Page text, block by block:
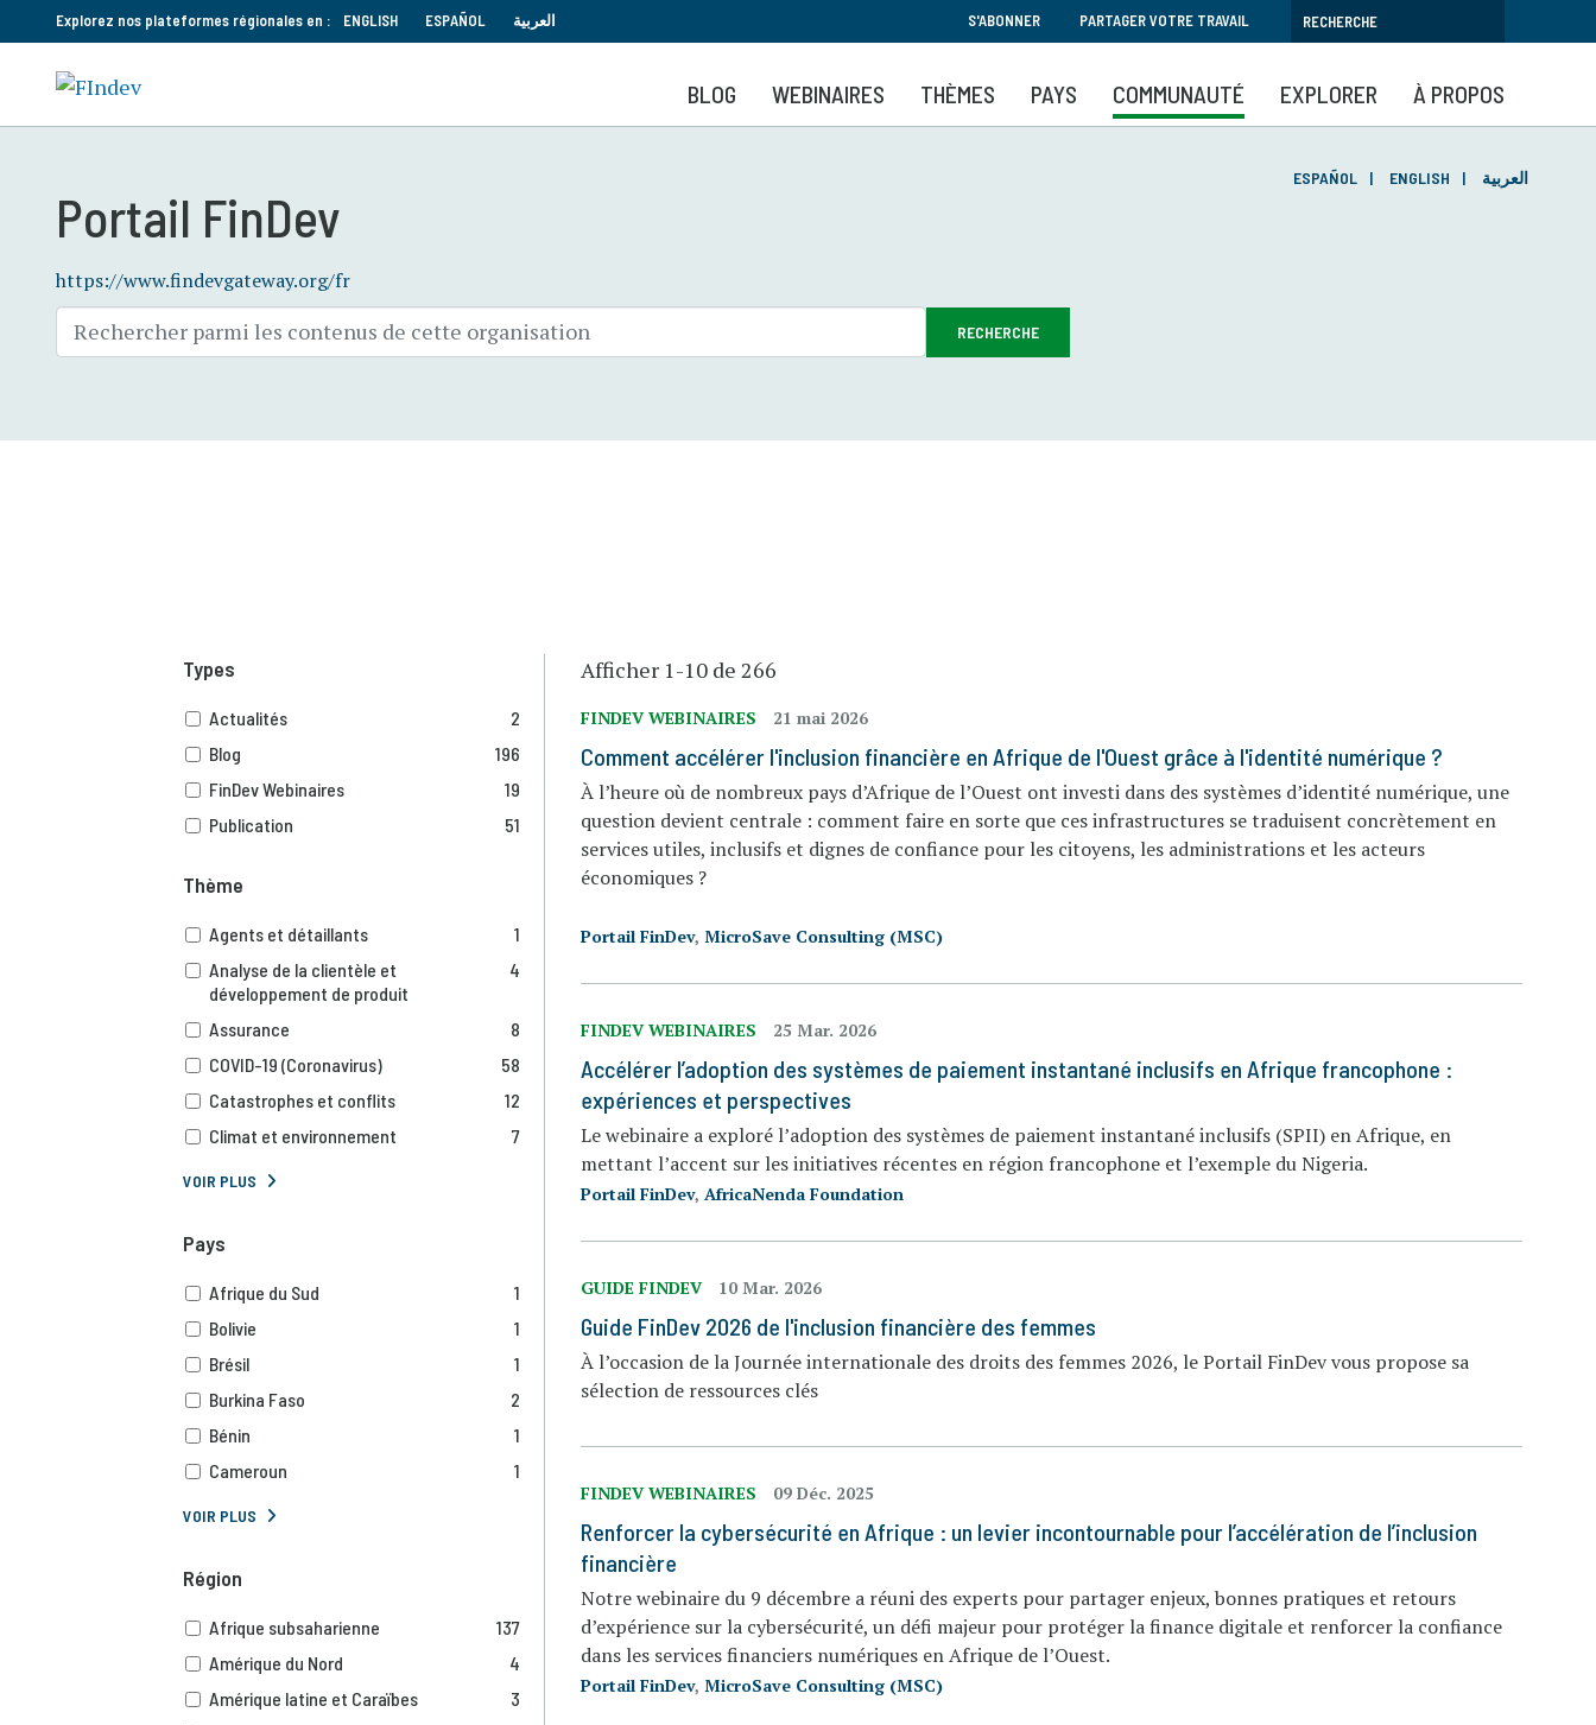
au
contenu
principal
Explorez nos plateformes régionales en : ENGLISH ESPAÑOL العربية S'ABONNER PARTAGER VOTRE TRAVAIL
BLOG WEBINAIRES THÈMES PAYS COMMUNAUTÉ EXPLORER À PROPOS
Portail FinDev
https://www.findevgateway.org/fr
ESPAÑOL ENGLISH العربية
RECHERCHE
Afficher 1-10 de 266
FINDEV WEBINAIRES 21 mai 2026
Comment accélérer l'inclusion financière en Afrique de l'Ouest grâce à l'identité numérique ?
À l’heure où de nombreux pays d’Afrique de l’Ouest ont investi dans des systèmes d’identité numérique, une
question devient centrale : comment faire en sorte que ces infrastructures se traduisent concrètement en
services utiles, inclusifs et dignes de confiance pour les citoyens, les administrations et les acteurs
économiques ?
Portail FinDev, MicroSave Consulting (MSC)
FINDEV WEBINAIRES 25 Mar. 2026
Accélérer l’adoption des systèmes de paiement instantané inclusifs en Afrique francophone :
expériences et perspectives
Le webinaire a exploré l’adoption des systèmes de paiement instantané inclusifs (SPII) en Afrique, en
mettant l’accent sur les initiatives récentes en région francophone et l’exemple du Nigeria.
Portail FinDev, AfricaNenda Foundation
GUIDE FINDEV 10 Mar. 2026
Guide FinDev 2026 de l'inclusion financière des femmes
À l’occasion de la Journée internationale des droits des femmes 2026, le Portail FinDev vous propose sa
sélection de ressources clés
FINDEV WEBINAIRES 09 Déc. 2025
Renforcer la cybersécurité en Afrique : un levier incontournable pour l’accélération de l’inclusion
financière
Notre webinaire du 9 décembre a réuni des experts pour partager enjeux, bonnes pratiques et retours
d’expérience sur la cybersécurité, un défi majeur pour protéger la finance digitale et renforcer la confiance
dans les services financiers numériques en Afrique de l’Ouest.
Portail FinDev, MicroSave Consulting (MSC)
Types
Actualités
2
Blog
196
FinDev Webinaires
19
Publication
51
Thème
Agents et détaillants
1
Analyse de la clientèle et
développement de produit
4
Assurance
8
COVID-19 (Coronavirus)
58
Catastrophes et conflits
12
Climat et environnement
7
VOIR PLUS
Pays
Afrique du Sud
1
Bolivie
1
Brésil
1
Burkina Faso
2
Bénin
1
Cameroun
1
VOIR PLUS
Région
Afrique subsaharienne
137
Amérique du Nord
4
Amérique latine et Caraïbes
3